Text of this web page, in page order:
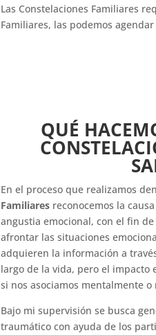
Las Constelaciones Familiares
Familiares, las podemos
QUÉ
En el proceso que realizamos
Familiares reconocemos la
angustia emocional, con el fin
afrontar las situaciones
adquieren la información a
largo de la vida, pero el impacto
si nos asociamos mentalmente
Bajo mi supervisión se busca
traumático con ayuda de los